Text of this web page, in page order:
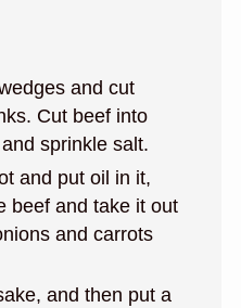
and cut
Cut beef into
sprinkle salt.
and put oil in it,
beef and take it out
and carrots
and then put a